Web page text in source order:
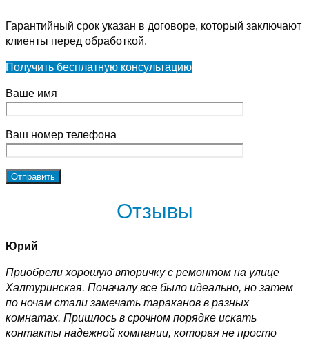
Гарантийный срок указан в договоре, который заключают
клиенты перед обработкой.
Получить бесплатную консультацию
Ваше имя
Ваш номер телефона
Отзывы
Юрий
Приобрели хорошую вторичку с ремонтом на улице
Халтуринская. Поначалу все было идеально, но затем
по ночам стали замечать тараканов в разных
комнатах. Пришлось в срочном порядке искать
контакты надежной компании, которая не просто